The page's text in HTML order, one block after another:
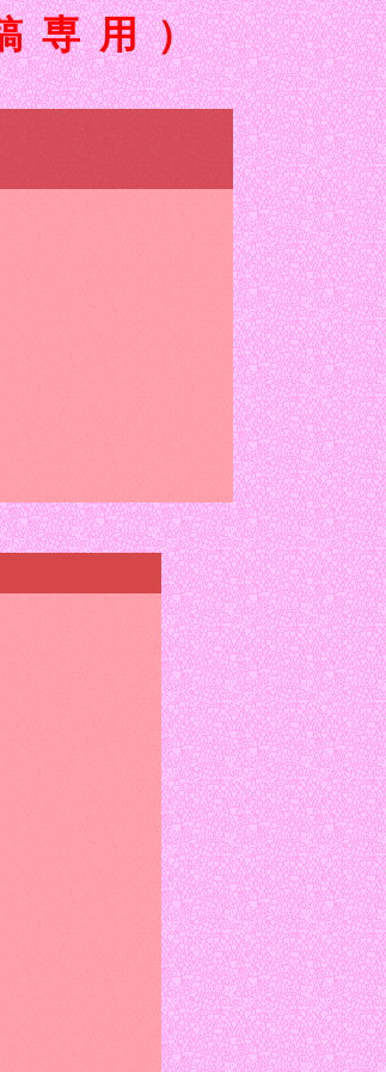
専用）